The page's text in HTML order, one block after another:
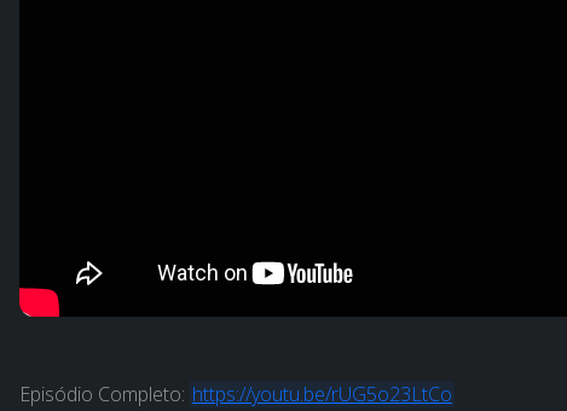
Episódio Completo: https://youtu.be/rUG5o23LtCo